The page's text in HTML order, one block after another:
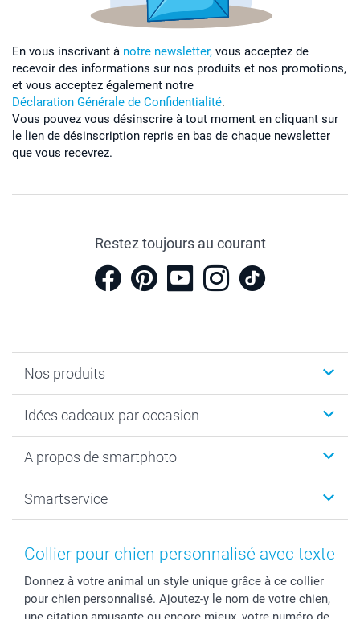
En vous inscrivant à notre newsletter, vous acceptez de
recevoir des informations sur nos produits et nos promotions,
et vous acceptez également notre
Déclaration Générale de Confidentialité.
Vous pouvez vous désinscrire à tout moment en cliquant sur
le lien de désinscription repris en bas de chaque newsletter
que vous recevrez.
Restez toujours au courant
Nos produits
Calendrier photo & Agenda photo
Tirage photo & agrandissement
Faire-part & Cartes
Coques smartphone
Cadres photo & accessoires déco
Dénicheur d'idées cadeau
Idées cadeaux par occasion
Anniversaire
Naissance & baptême
Fête des Mères
Communion
Baptême
A propos de smartphoto
Plan du site
Droit de rétraction
Vie privée
Gestion des cookies
Smartservice
Aide
smartfriends
Livraison
Collier pour chien personnalisé avec texte
Donnez à votre animal un style unique grâce à ce collier
pour chien personnalisé. Ajoutez-y le nom de votre chien,